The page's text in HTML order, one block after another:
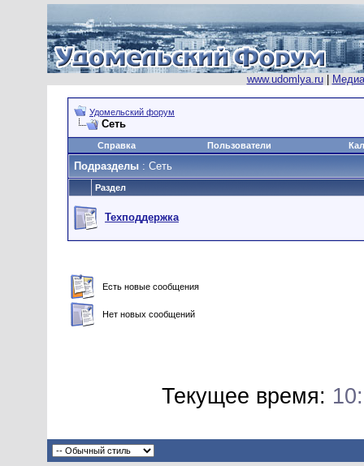
www.udomlya.ru|
Удомельский форум
Сеть
Справка Пользователи
Подразделы : Сеть
Раздел
Техподдержка
Есть новые сообщения
Нет новых сообщений
Текущее время: